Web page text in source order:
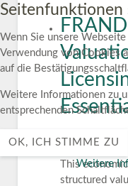
Publications
This
structured
Seitenfunktionen
Wenn Sie unsere
Verwendung von Cookies
auf die
Weitere Informationen zu
entsprechenden
OK, ICH STIMME ZU
Weitere